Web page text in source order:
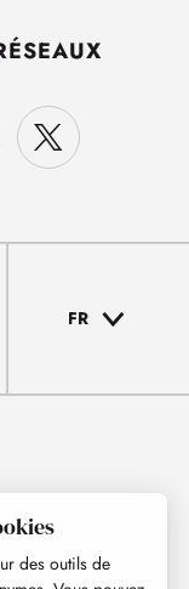
FR
des outils de